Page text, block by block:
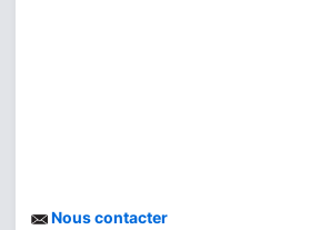
Nous contacter